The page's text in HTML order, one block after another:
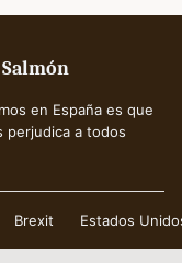
en España es que
perjudica a todos
Brexit Estados